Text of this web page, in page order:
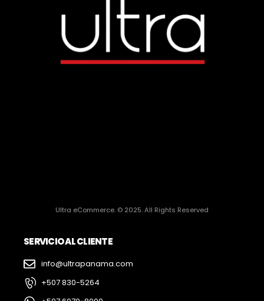
Ultra eCommerce. © 2025. All Rights Reserved
SERVICIO AL CLIENTE
info@ultrapanama.com
+507 830-5264